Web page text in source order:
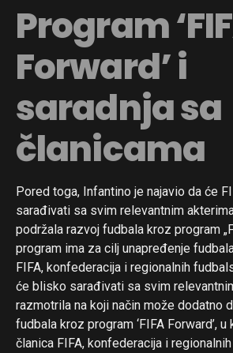
Program
Forward’ i
saradnja sa
članicama
Pored toga, Infantino je najavio da će
sarađivati sa svim relevantnim
podržala razvoj fudbala kroz program
program ima za cilj unapređenje
FIFA, konfederacija i regionalnih
će blisko sarađivati sa svim
razmotrila na koji način može dodatno
fudbala kroz program ‘FIFA Forward’,
članica FIFA, konfederacija i